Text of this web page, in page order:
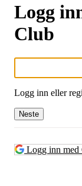
Logg
Club
Logg inn eller
Neste
Logg inn med